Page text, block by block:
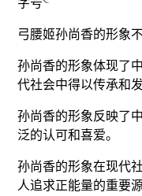
弓腰姬孙尚香的形象
孙尚香的形象体现了
代社会中得以传承和发
孙尚香的形象反映了
泛的认可和喜爱。
孙尚香的形象在现代
人追求正能量的重要源